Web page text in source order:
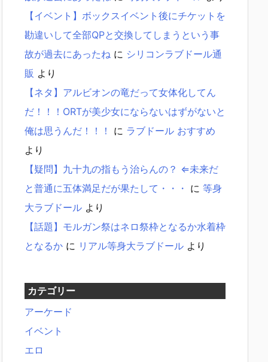
【イベント】ボックスイベント後にチケットを
勘違いして全部QPと交換してしまうという事
故が過去にあったね に シリコンラブドール通
販 より
【ネタ】アルビオンの竜だって女体化してん
だ！！！ORTが美少女にならないはずがないと
俺は思うんだ！！！
に ラブドール おすすめ
より
【疑問】九十九の指もう治らんの？ ⇐未来だ
と普通に五体満足だが果たして・・・ に 等身
大ラブドール より
【話題】モルガン祭はネロ祭枠となるか水着枠
となるか に リアル等身大ラブドール より
カテゴリー
アーケード
イベント
エロ